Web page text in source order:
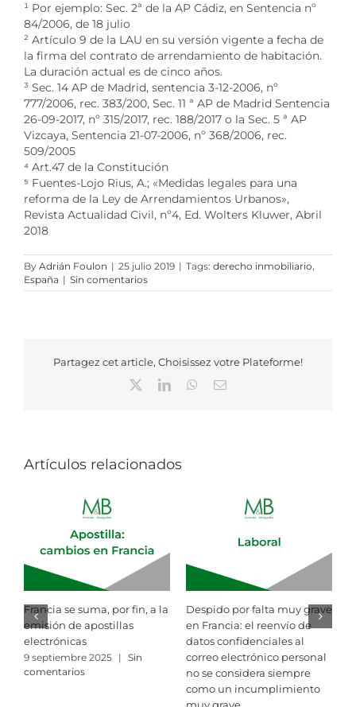
¹ Por ejemplo: Sec. 2ª de la AP Cádiz, en Sentencia nº
84/2006, de 18 julio
² Artículo 9 de la LAU en su versión vigente a fecha de
la firma del contrato de arrendamiento de habitación.
La duración actual es de cinco años.
³ Sec. 14 AP de Madrid, sentencia 3-12-2006, nº
777/2006, rec. 383/200, Sec. 11 ª AP de Madrid Sentencia
26-09-2017, nº 315/2017, rec. 188/2017 o la Sec. 5 ª AP
Vizcaya, Sentencia 21-07-2006, nº 368/2006, rec.
509/2005
⁴ Art.47 de la Constitución
⁵ Fuentes-Lojo Rius, A.; «Medidas legales para una
reforma de la Ley de Arrendamientos Urbanos»,
Revista Actualidad Civil, nº4, Ed. Wolters Kluwer, Abril
2018
By Adrián Foulon | 25 julio 2019 | Tags: derecho inmobiliario,
España | Sin comentarios
Partagez cet article, Choisissez votre Plateforme!
LinkedInWhatsApp
Correo
Artículos relacionados
Francia se suma, por fin, a la
emisión de apostillas
electrónicas
9 septiembre 2025 | Sin
comentarios
Despido por falta muy grave
en Francia: el reenvío de
datos confidenciales al
correo electrónico personal
no se considera siempre
como un incumplimiento